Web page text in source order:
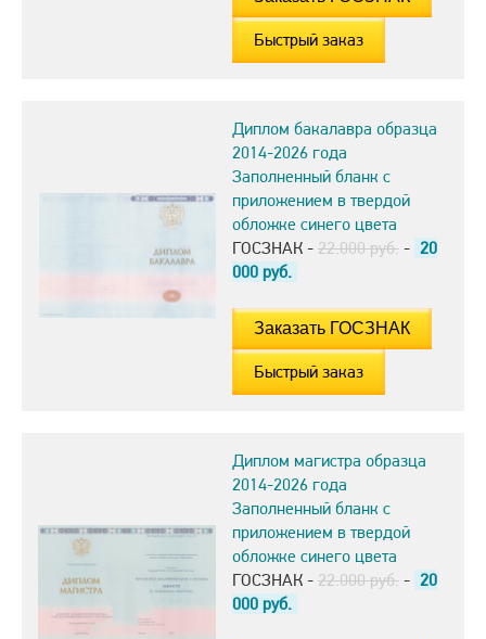
Быстрый заказ
Диплом бакалавра образца
2014-2026 года
Заполненный бланк с
приложением в твердой
обложке синего цвета
ГОСЗНАК - 22.000 руб. - 20
000 руб.
Быстрый заказ
Диплом магистра образца
2014-2026 года
Заполненный бланк с
приложением в твердой
обложке синего цвета
ГОСЗНАК - 22.000 руб. - 20
000 руб.